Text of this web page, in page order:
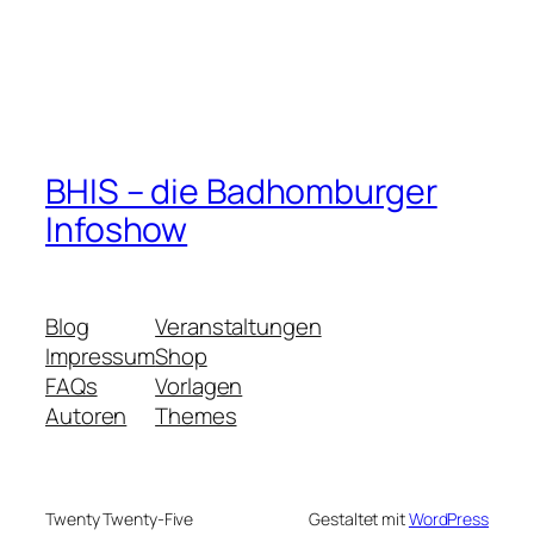
BHIS – die Badhomburger
Infoshow
Blog
Impressum
FAQs
Autoren
Veranstaltungen
Shop
Vorlagen
Themes
Twenty Twenty-Five Gestaltet mitWordPress